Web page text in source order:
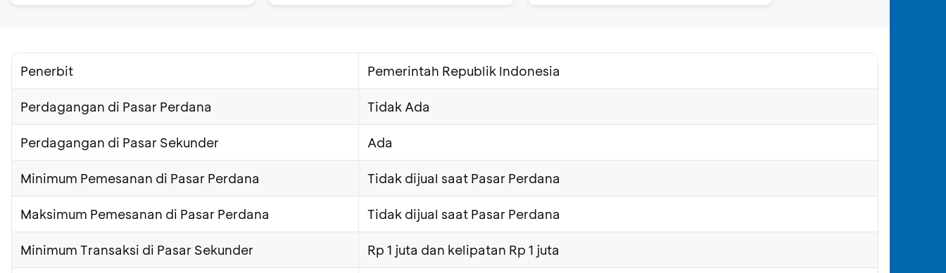
Penerbit Pemerintah Republik Indonesia
Perdagangan di Pasar Perdana Tidak Ada
Perdagangan di Pasar Sekunder Ada
Minimum Pemesanan di Pasar Perdana Tidak dijual saat Pasar Perdana
Maksimum Pemesanan di Pasar Perdana Tidak dijual saat Pasar Perdana
Minimum Transaksi di Pasar Sekunder Rp 1 juta dan kelipatan Rp 1 juta